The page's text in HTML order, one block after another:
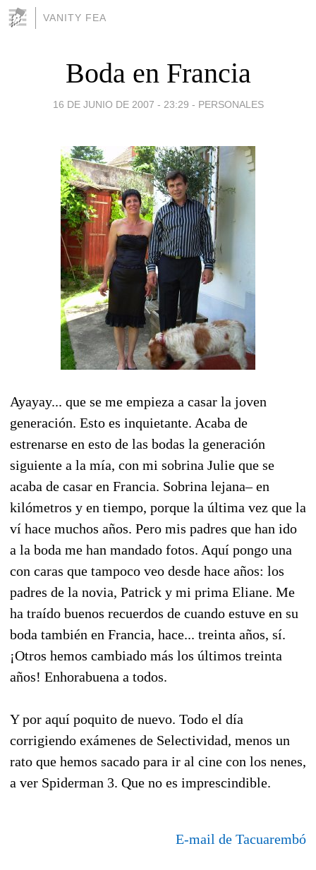
VANITY FEA
Boda en Francia
16 DE JUNIO DE 2007 - 23:29 - PERSONALES
Ayayay... que se me empieza a casar la joven
generación. Esto es inquietante. Acaba de
estrenarse en esto de las bodas la generación
siguiente a la mía, con mi sobrina Julie que se
acaba de casar en Francia. Sobrina lejana– en
kilómetros y en tiempo, porque la última vez que la
ví hace muchos años. Pero mis padres que han ido
a la boda me han mandado fotos. Aquí pongo una
con caras que tampoco veo desde hace años: los
padres de la novia, Patrick y mi prima Eliane. Me
ha traído buenos recuerdos de cuando estuve en su
boda también en Francia, hace... treinta años, sí.
¡Otros hemos cambiado más los últimos treinta
años! Enhorabuena a todos.
Y por aquí poquito de nuevo. Todo el día
corrigiendo exámenes de Selectividad, menos un
rato que hemos sacado para ir al cine con los nenes,
a ver Spiderman 3. Que no es imprescindible.
E-mail de Tacuarembó